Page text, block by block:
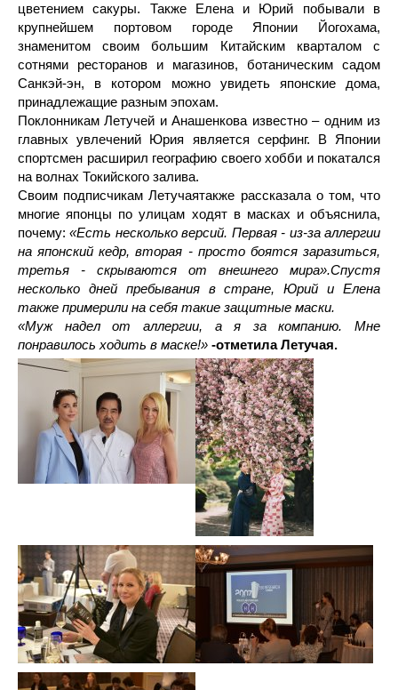
цветением сакуры. Также Елена и Юрий побывали в
крупнейшем портовом городе Японии Йогохама,
знаменитом своим большим Китайским кварталом с
сотнями ресторанов и магазинов, ботаническим садом
Санкэй-эн, в котором можно увидеть японские дома,
принадлежащие разным эпохам.
Поклонникам Летучей и Анашенкова известно – одним из
главных увлечений Юрия является серфинг. В Японии
спортсмен расширил географию своего хобби и покатался
на волнах Токийского залива.
Своим подписчикам Летучаятакже рассказала о том, что
многие японцы по улицам ходят в масках и объяснила,
почему:«Есть несколько версий. Первая - из-за аллергии
на японский кедр, вторая - просто боятся заразиться,
третья - скрываются от внешнего мира».Спустя
несколько дней пребывания в стране, Юрий и Елена
также примерили на себя такие защитные маски.
«Муж надел от аллергии, а я за компанию. Мне
понравилось ходить в маске!» -отметила Летучая.